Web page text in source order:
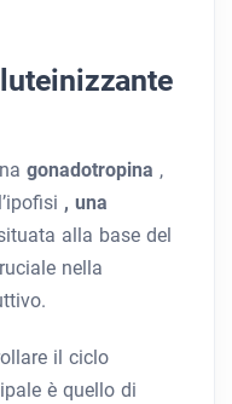
luteinizzante
gonadotropina ,
, una
alla base del
nella
il ciclo
è quello di